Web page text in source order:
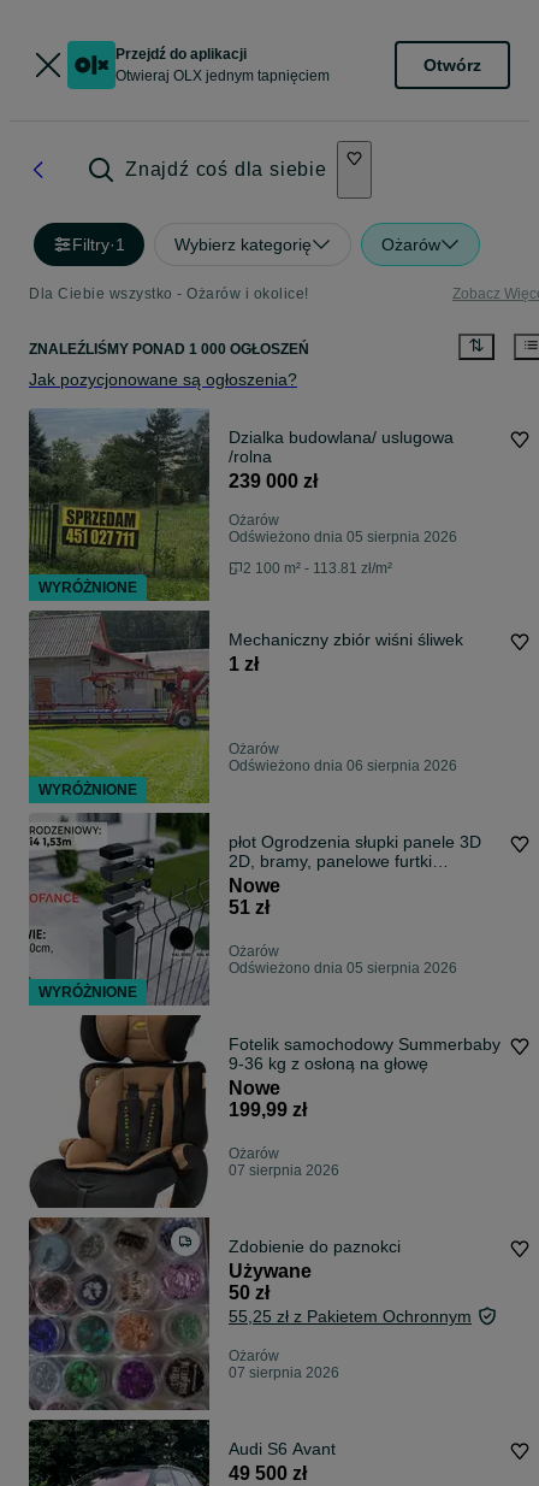
Przejdź do aplikacji
Otwieraj OLX jednym tapnięciem
Otwórz
Znajdź coś dla siebie
Filtry·1 Wybierz kategorię Ożarów
Dla Ciebie wszystko - Ożarów i okolice! Zobacz
ZNALEŹLIŚMY PONAD 1 000 OGŁOSZEŃ
Jak pozycjonowane są ogłoszenia?
Dzialka budowlana/ uslugowa
/rolna
239 000 zł
Ożarów
Odświeżono dnia 05 sierpnia 2026
2 100 m² - 113.81 zł/m²
Mechaniczny zbiór wiśni śliwek
1 zł
Ożarów
Odświeżono dnia 06 sierpnia 2026
płot Ogrodzenia słupki panele 3D
2D, bramy, panelowe furtki
ogrodzenie
Nowe
51 zł
Ożarów
Odświeżono dnia 05 sierpnia 2026
Fotelik samochodowy Summerbaby
9-36 kg z osłoną na głowę
Nowe
199,99 zł
Ożarów
07 sierpnia 2026
Zdobienie do paznokci
Używane
50 zł
55,25 zł z Pakietem Ochronnym
Ożarów
07 sierpnia 2026
Audi S6 Avant
49 500 zł
WYRÓŻNIONE
WYRÓŻNIONE
WYRÓŻNIONE